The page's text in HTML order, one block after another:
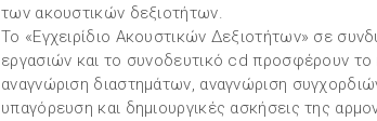
των ακουστικών δεξιοτήτων.
Το «Εγχειρίδιο Ακουστικών Δεξιοτήτων» σε
εργασιών και το συνοδευτικό cd προσφέρουν το
αναγνώριση διαστημάτων, αναγνώριση
υπαγόρευση και δημιουργικές ασκήσεις της